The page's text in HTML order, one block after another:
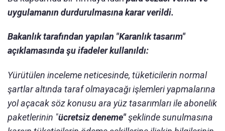
uygulamanın durdurulmasına karar verildi.
Bakanlık tarafından yapılan "Karanlık tasarım"
açıklamasında şu ifadeler kullanıldı:
Yürütülen inceleme neticesinde, tüketicilerin normal
şartlar altında taraf olmayacağı işlemleri yapmalarına
yol açacak söz konusu ara yüz tasarımları ile abonelik
paketlerinin "ücretsiz deneme"şeklinde sunulmasına